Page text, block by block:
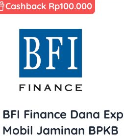
Cashback Rp100.000
BFI Finance Dana
Mobil Jaminan BPKB